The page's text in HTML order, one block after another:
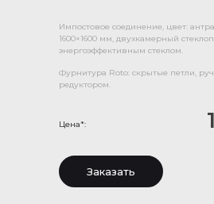
Импостовое соединение, цвет:
1600×1600 мм, двухкамерный
энергоэффективным стеклом.
Фурнитура Roto: скрытые петли,
редуктором.
Цена*:
Заказать